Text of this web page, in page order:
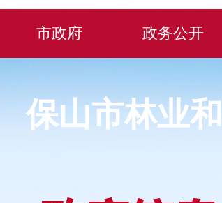
市政府 政务公开
保山市林业